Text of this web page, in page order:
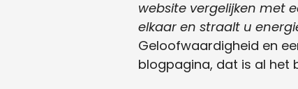
website vergelijken met
elkaar en straalt u
Geloofwaardigheid en
blogpagina, dat is al het